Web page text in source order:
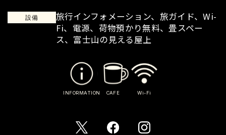
設備
旅行インフォメーション、旅ガイド、Wi-
Fi、電源、荷物預かり無料、畳スペー
ス、富士山の見える屋上
INFORMATION CAFE Wi-Fi